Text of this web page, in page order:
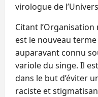
virologue de
Citant
est le nouveau
auparavant connu
variole du singe. Il
dans le but d’éviter
raciste et